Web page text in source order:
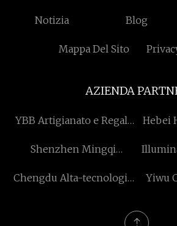
Notizia Blog
Mappa Del Sito
AZIENDA
YBB Artigianato e Regali
Hebei Honde Industriale
Shenzhen Mingqi
Chengdu Alta-tecnologia
Yiwu Conchen Occhiali